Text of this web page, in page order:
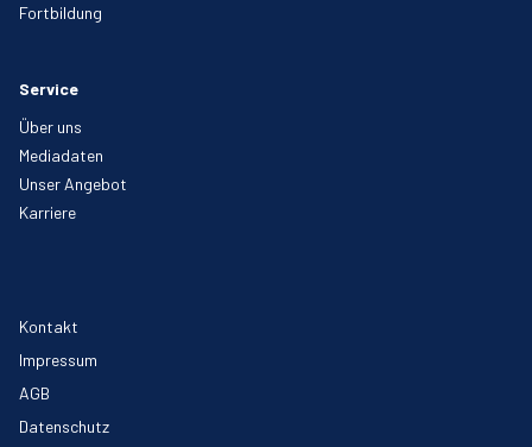
Fortbildung
Service
Über uns
Mediadaten
Unser Angebot
Karriere
Kontakt
Impressum
AGB
Datenschutz